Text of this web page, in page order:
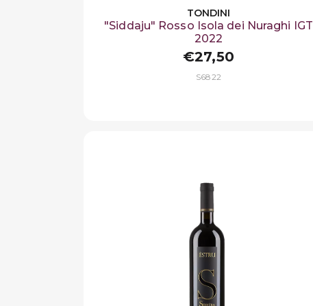
TONDINI
"Siddaju" Rosso Isola dei Nuraghi IGT
2022
€27,50
S6822